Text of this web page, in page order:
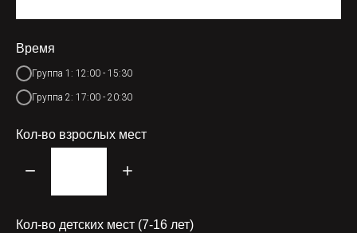
Время
Группа 1: 12:00 - 15:30
Группа 2: 17:00 - 20:30
Кол-во взрослых мест
Кол-во детских мест (7-16 лет)